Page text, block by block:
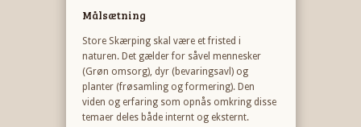
Målsætning
Store Skærping skal være et fristed i
naturen. Det gælder for såvel mennesker
(Grøn omsorg), dyr (bevaringsavl) og
planter (frøsamling og formering). Den
viden og erfaring som opnås omkring disse
temaer deles både internt og eksternt.